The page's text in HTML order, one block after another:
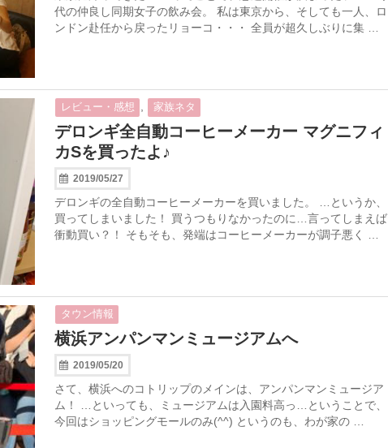
代の仲良し同期女子の飲み会。 私は東京から、そしても一人、ロ
ンドン赴任から戻ったリョーコ・・・ 全員が超久しぶりに集 …
レビュー・感想 , 家族ネタ
デロンギ全自動コーヒーメーカー マグニフィ
カSを買ったよ♪
2019/05/27
デロンギの全自動コーヒーメーカーを買いました。 …というか、
買ってしまいました！ 買うつもりなかったのに…言ってしまえば
衝動買い？！ そもそも、発端はコーヒーメーカーが調子悪く …
タウン情報
横浜アンパンマンミュージアムへ
2019/05/20
さて、横浜へのコトリップのメインは、アンパンマンミュージア
ム！ …といっても、ミュージアムは入園料高っ…ということで、
今回はショッピングモールのみ(^^) というのも、わが家の …